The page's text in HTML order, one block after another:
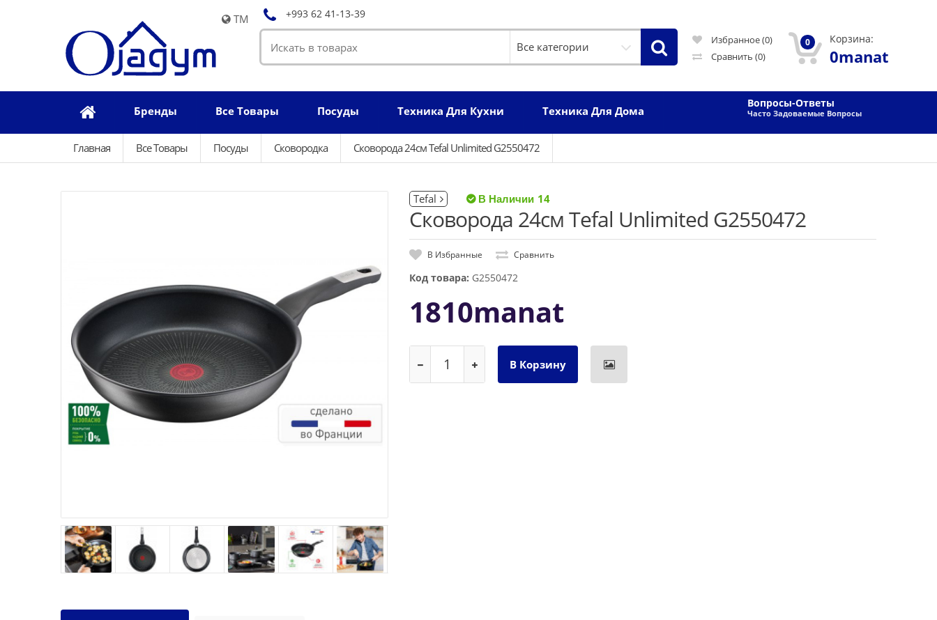
TM +993 62 41-13-39
Избранное (0)
Сравнить (0)
0 Корзина:
0manat
Бренды Все Товары Посуды Техника Для Кухни Техника Для Дома
Вопросы-Ответы
Часто Задоваемые Вопросы
Главная Все Товары Посуды Сковородка Сковорода 24см Tefal Unlimited G2550472
Tefal 14
Сковорода 24см Tefal Unlimited G2550472
В Избранные Сравнить
Код товара: G2550472
1810manat